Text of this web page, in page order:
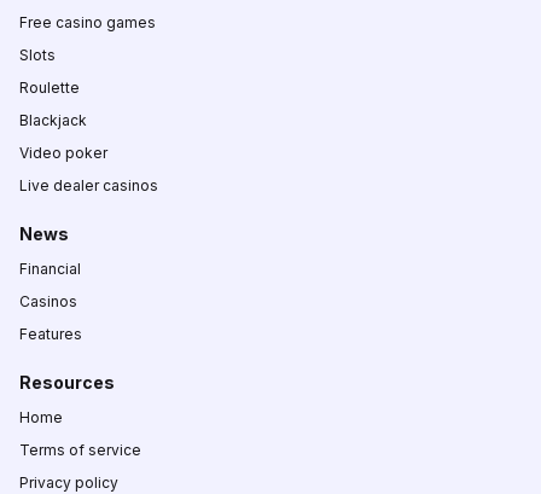
Free casino games
Slots
Roulette
Blackjack
Video poker
Live dealer casinos
News
Financial
Casinos
Features
Resources
Home
Terms of service
Privacy policy